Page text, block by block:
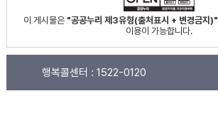
이 게시물은 "공공누리 제3유형(출처표시 + 변경금지)"
이용이 가능합니다.
행복콜센터 : 1522-0120